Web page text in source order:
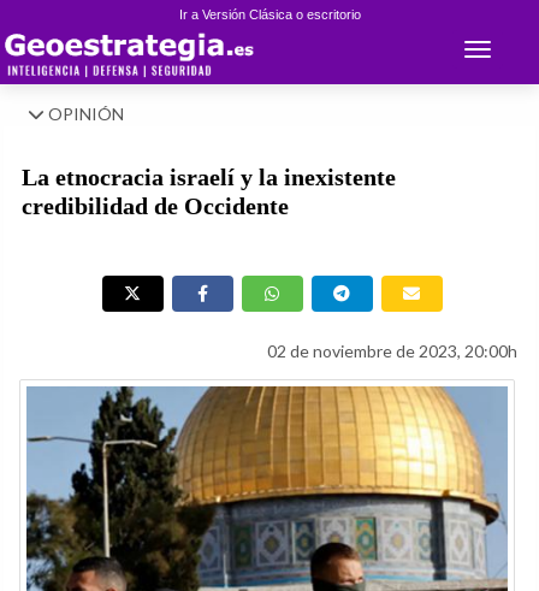
Ir a Versión Clásica o escritorio
Toggle
OPINIÓN
La etnocracia israelí y la inexistente
credibilidad de Occidente
02 de noviembre de 2023, 20:00h